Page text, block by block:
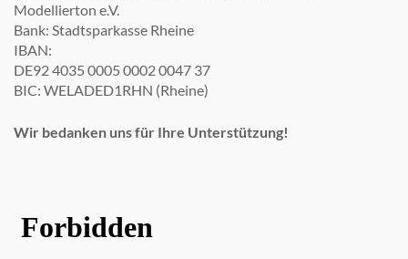
Modellierton e.V.
Bank: Stadtsparkasse Rheine
IBAN:
DE92 4035 0005 0002 0047 37
BIC: WELADED1RHN (Rheine)
Wir bedanken uns für Ihre Unterstützung!